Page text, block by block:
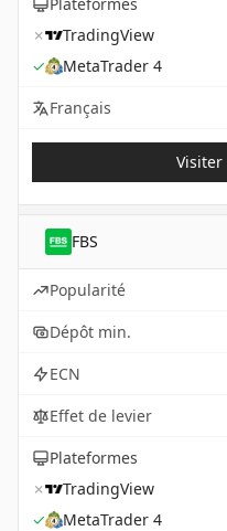
✗
TradingView
✓
MetaTrader 4
Français
Visiter
FBS
Popularité
Dépôt min.
ECN
Effet de levier
Plateformes
✗
TradingView
✓
MetaTrader 4